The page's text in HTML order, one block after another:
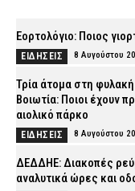
Εορτολόγιο: Ποιος
ΕΙΔΗΣΕΙΣ 8 Αυγούστου
Τρία άτομα στη
Βοιωτία: Ποιοι έχουν
αιολικό πάρκο
ΕΙΔΗΣΕΙΣ 8 Αυγούστου
ΔΕΔΔΗΕ: Διακοπές
αναλυτικά ώρες και